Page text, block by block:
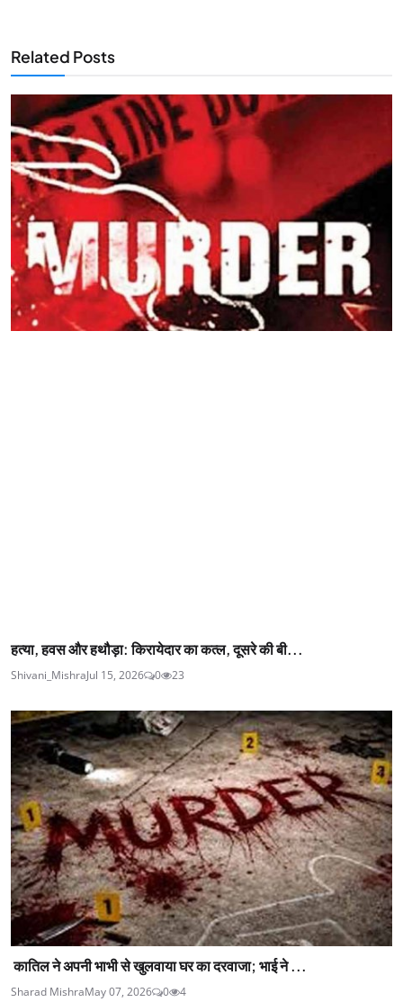
Related Posts
हत्या, हवस और हथौड़ा: किरायेदार का कत्ल, दूसरे की बी...
Shivani_MishraJul 15, 2026 0 23
कातिल ने अपनी भाभी से खुलवाया घर का दरवाजा; भाई ने ...
Sharad MishraMay 07, 2026 0 4